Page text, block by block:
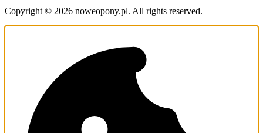
Copyright © 2026 noweopony.pl. All rights reserved.